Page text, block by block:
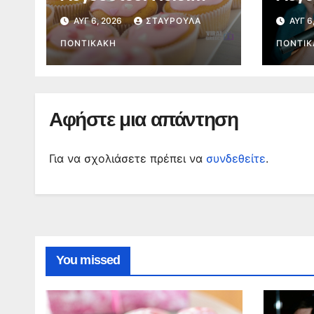
γιορτάζουν σήμερα
ΑΥΓ 6, 2026 ΣΤΑΥΡΟΎΛΑ
ΠΟΝΤΙΚΆΚΗ
ζωή
ΑΥΓ
Αφήστε μια απάντηση
Για να σχολιάσετε πρέπει να συνδεθείτε.
You missed